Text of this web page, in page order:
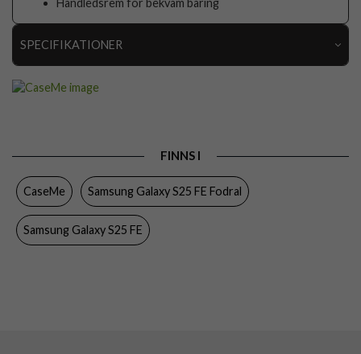
Handledsrem för bekväm bäring
SPECIFIKATIONER
Dragkedja, Handrem, Kortfack, Löstagbart skal
Färg
Varumärke
FINNS I
CaseMe Samsung Galaxy S25 FE Fodral
Samsung Galaxy S25 FE